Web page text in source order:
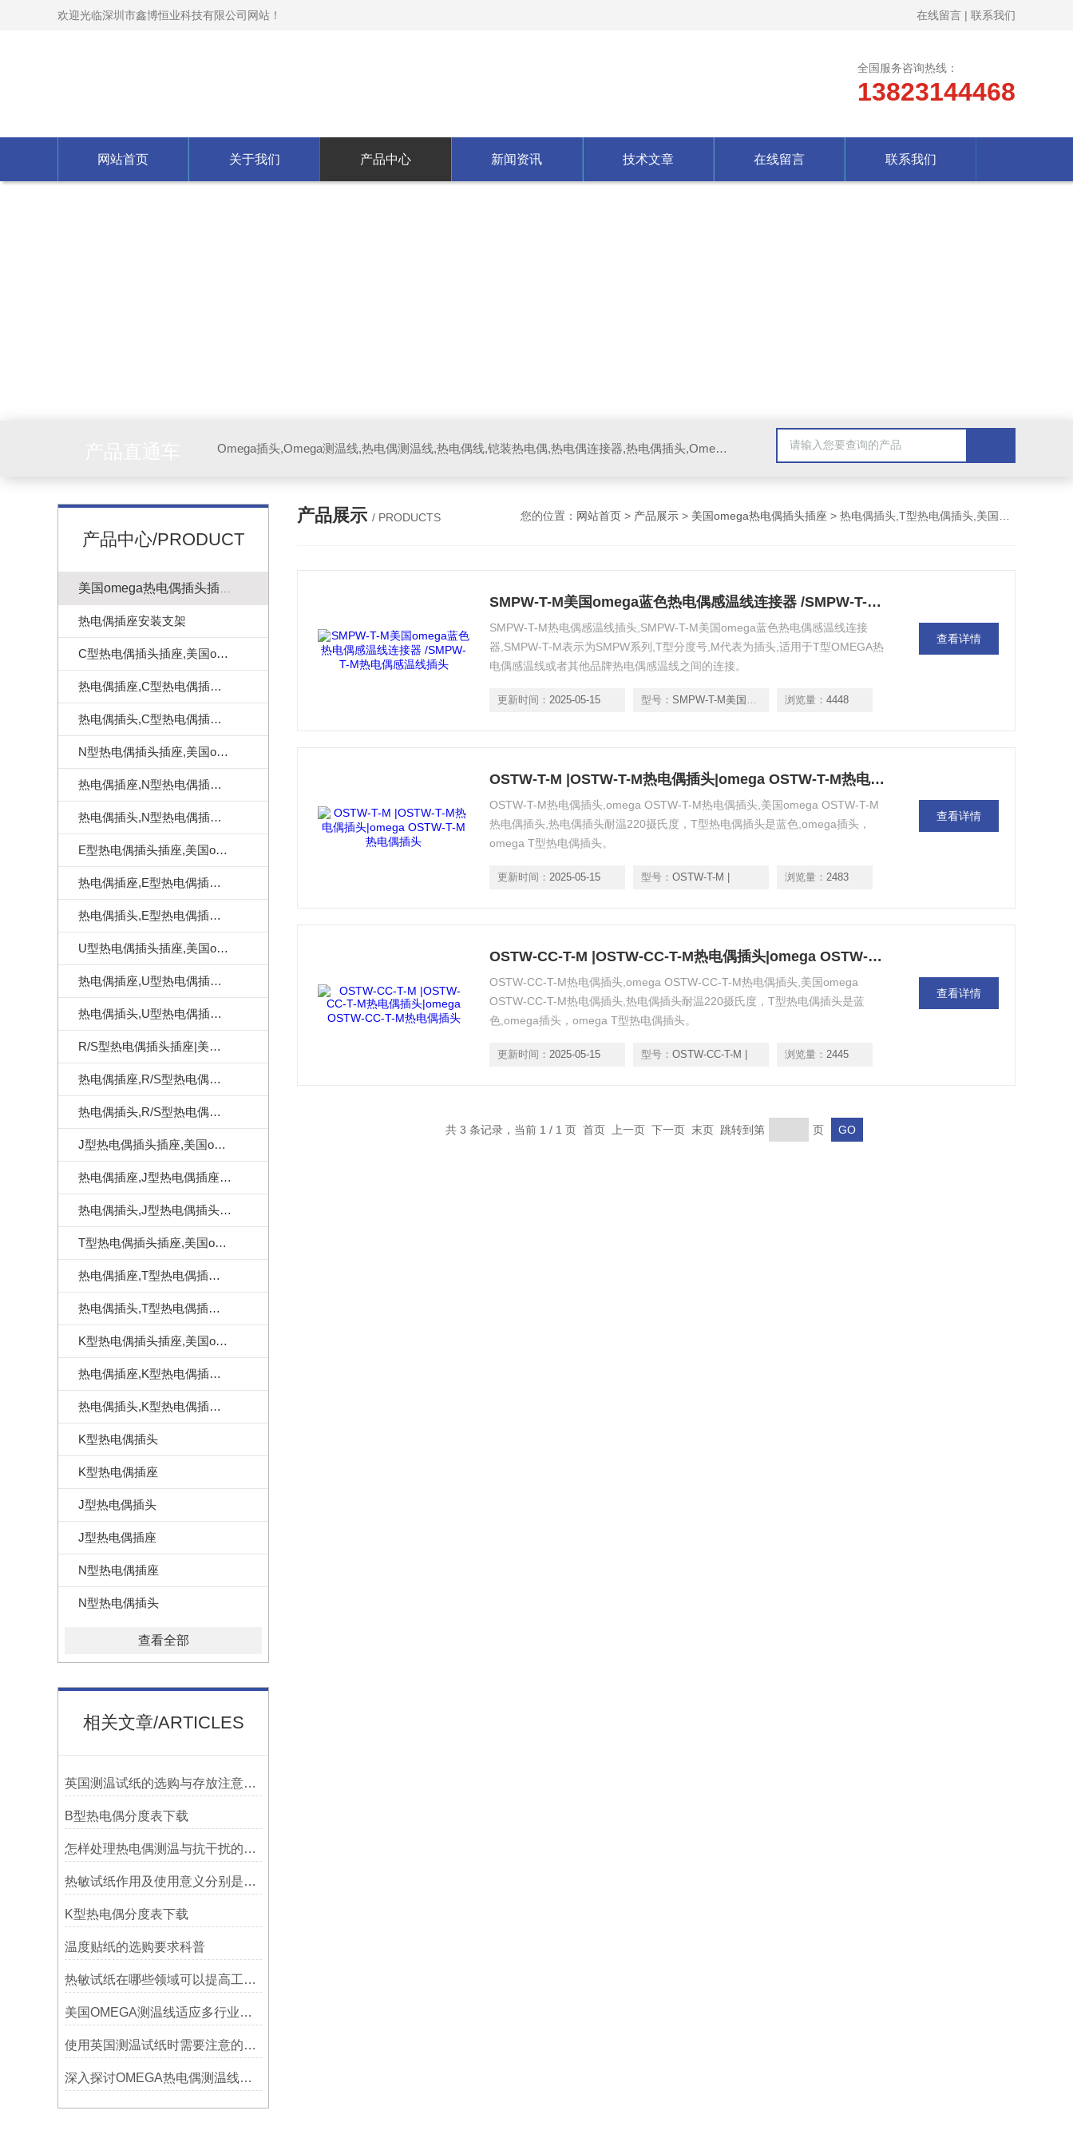
欢迎光临深圳市鑫博恒业科技有限公司网站！ 在线留言 | 联系我们
全国服务咨询热线：
13823144468
网站首页 关于我们 产品中心 新闻资讯 技术文章 在线留言 联系我们
Omega插头,Omega测温线,热电偶测温线,热电偶线,铠装热电偶,热电偶连接器,热电偶插头,Omega热电偶线,T型热电偶线,TMC测温纸
产品中心/PRODUCT
热电偶插座安装支架
C型热电偶插头插座,美国omega热电偶连接器
热电偶插座,C型热电偶插座|美国omega热电偶插座
热电偶插头,C型热电偶插头|美国omega热电偶插头
N型热电偶插头插座,美国omega热电偶连接器
热电偶插座,N型热电偶插座,美国omega热电偶插座
热电偶插头,N型热电偶插头,美国omega热电偶插头
E型热电偶插头插座,美国omega热电偶连接器
热电偶插座,E型热电偶插座,美国omega热电偶插座
热电偶插头,E型热电偶插头,美国omega热电偶插头
U型热电偶插头插座,美国omega热电偶连接器
热电偶插座,U型热电偶插座,美国omega热电偶插座
热电偶插头,U型热电偶插头,美国omega热电偶插头
R/S型热电偶插头插座|美国omega热电偶连接器
热电偶插座,R/S型热电偶插座,美国omega热电偶插座
热电偶插头,R/S型热电偶插头,美国omega热电偶插头
J型热电偶插头插座,美国omega热电偶连接器
热电偶插座,J型热电偶插座,美国omega热电偶插座
热电偶插头,J型热电偶插头,美国omega热电偶插头
T型热电偶插头插座,美国omega热电偶连接器
热电偶插座,T型热电偶插座,美国omega热电偶插座
热电偶插头,T型热电偶插头,美国omega热电偶插头
K型热电偶插头插座,美国omega热电偶连接器
热电偶插座,K型热电偶插座,美国omega热电偶插座
热电偶插头,K型热电偶插头,美国omega热电偶插头
K型热电偶插头
K型热电偶插座
J型热电偶插头
J型热电偶插座
N型热电偶插座
N型热电偶插头
查看全部
相关文章/ARTICLES
英国测温试纸的选购与存放注意事项
B型热电偶分度表下载
怎样处理热电偶测温与抗干扰的问题
热敏试纸作用及使用意义分别是什么？
K型热电偶分度表下载
温度贴纸的选购要求科普
热敏试纸在哪些领域可以提高工作效率？
美国OMEGA测温线适应多行业需求
使用英国测温试纸时需要注意的事项
深入探讨OMEGA热电偶测温线的制作工艺
产品展示 / PRODUCTS 您的位置： 网站首页 > 产品展示 > 美国omega热电偶插头插座 > 热电偶插头,T型热电偶插头,美国omega热电偶插头
SMPW-T-M美国omega蓝色热电偶感温线连接器 /SMPW-T-M热电偶感温线插头
SMPW-T-M热电偶感温线插头,SMPW-T-M美国omega蓝色热电偶感温线连接
器,SMPW-T-M表示为SMPW系列,T型分度号,M代表为插头,适用于T型OMEGA热
电偶感温线或者其他品牌热电偶感温线之间的连接。
更新时间： 2025-05-15 型号： SMPW-T-M美国omega蓝色热电偶感温线连接器 / 浏览量： 4448
查看详情
OSTW-T-M |OSTW-T-M热电偶插头|omega OSTW-T-M热电偶插头
OSTW-T-M热电偶插头,omega OSTW-T-M热电偶插头,美国omega OSTW-T-M
热电偶插头,热电偶插头耐温220摄氏度，T型热电偶插头是蓝色,omega插头，
omega T型热电偶插头。
更新时间： 2025-05-15 型号： OSTW-T-M | 浏览量： 2483
查看详情
OSTW-CC-T-M |OSTW-CC-T-M热电偶插头|omega OSTW-CC-T-M热电偶插头
OSTW-CC-T-M热电偶插头,omega OSTW-CC-T-M热电偶插头,美国omega
OSTW-CC-T-M热电偶插头,热电偶插头耐温220摄氏度，T型热电偶插头是蓝
色,omega插头，omega T型热电偶插头。
更新时间： 2025-05-15 型号： OSTW-CC-T-M | 浏览量： 2445
查看详情
共 3 条记录，当前 1 / 1 页 首页 上一页 下一页 末页 跳转到第 页